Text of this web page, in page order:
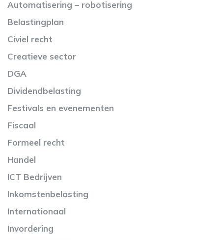
Automatisering – robotisering
Belastingplan
Civiel recht
Creatieve sector
DGA
Dividendbelasting
Festivals en evenementen
Fiscaal
Formeel recht
Handel
ICT Bedrijven
Inkomstenbelasting
Internationaal
Invordering